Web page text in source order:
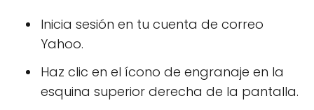
Inicia sesión en tu cuenta de correo
Yahoo.
Haz clic en el ícono de engranaje en la
esquina superior derecha de la pantalla.